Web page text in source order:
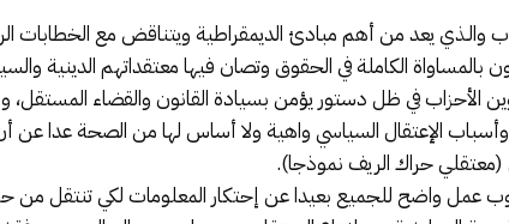
والـذي يعد من أهم مبادئ الديمقراطية ويتناقض مع الخطابات
الكاملة في الحقوق وتصان فيها معتقداتهم الدينية
الأحزاب في ظل دستور يؤمن بسيادة القانون والقضاء المستقل،
الإعتقال السياسي واهية ولا أساس لها من الصحة عدا عن
(معتقلي حراك الريف نموذجا).
عمل واضح للجميع بعيدا عن إحتكار المعلومات لكي تنتقل